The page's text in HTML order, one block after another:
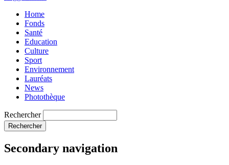
Home
Fonds
Santé
Education
Culture
Sport
Environnement
Lauréats
News
Photothèque
Rechercher
Secondary navigation